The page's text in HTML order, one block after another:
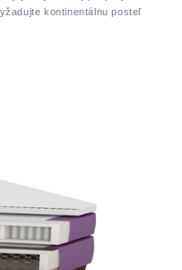
kontinentálnu posteľ